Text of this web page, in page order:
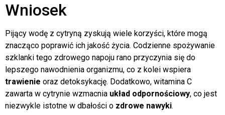
Wniosek
Pijący wodę z cytryną zyskują wiele korzyści, które mogą
znacząco poprawić ich jakość życia. Codzienne spożywanie
szklanki tego zdrowego napoju rano przyczynia się do
lepszego nawodnienia organizmu, co z kolei wspiera
trawienie oraz detoksykację. Dodatkowo, witamina C
zawarta w cytrynie wzmacnia układ odpornościowy, co jest
niezwykle istotne w dbałości o zdrowe nawyki.